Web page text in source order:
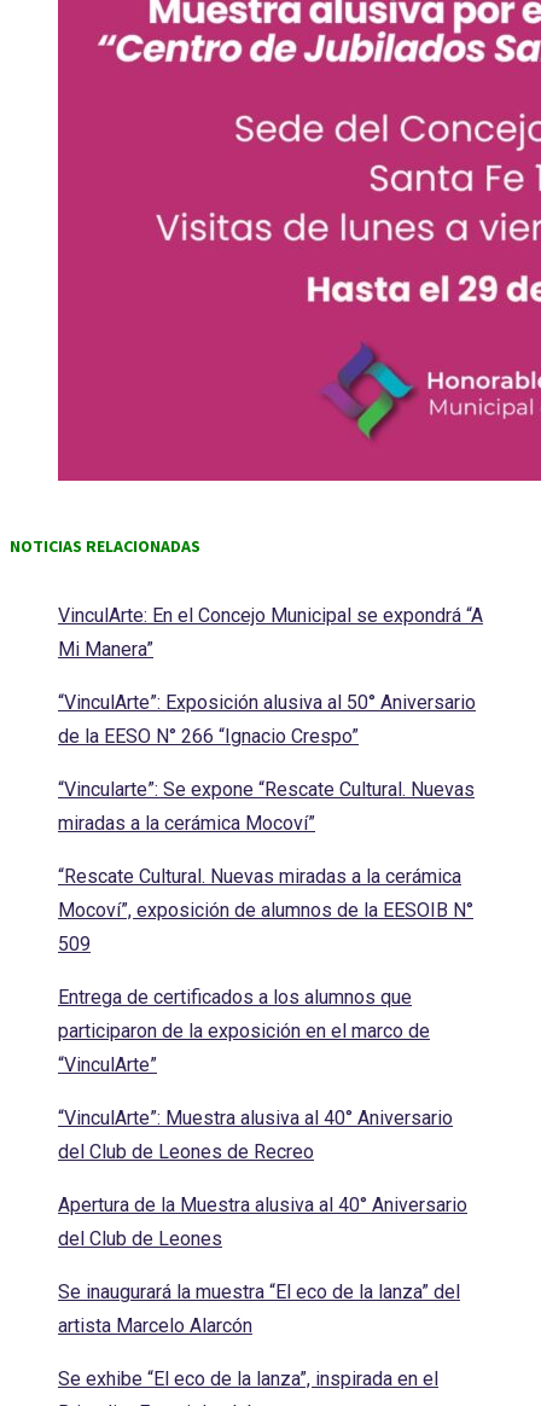
NOTICIAS RELACIONADAS
VinculArte: En el Concejo Municipal se expondrá “A
Mi Manera”
“VinculArte”: Exposición alusiva al 50° Aniversario
de la EESO N° 266 “Ignacio Crespo”
“Vincularte”: Se expone “Rescate Cultural. Nuevas
miradas a la cerámica Mocoví”
“Rescate Cultural. Nuevas miradas a la cerámica
Mocoví”, exposición de alumnos de la EESOIB N°
509
Entrega de certificados a los alumnos que
participaron de la exposición en el marco de
“VinculArte”
“VinculArte”: Muestra alusiva al 40° Aniversario
del Club de Leones de Recreo
Apertura de la Muestra alusiva al 40° Aniversario
del Club de Leones
Se inaugurará la muestra “El eco de la lanza” del
artista Marcelo Alarcón
Se exhibe “El eco de la lanza”, inspirada en el